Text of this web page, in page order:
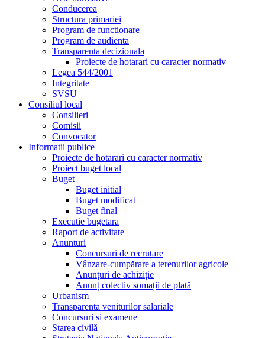
Conducerea
Structura primariei
Program de functionare
Program de audienta
Transparenta decizionala
Proiecte de hotarari cu caracter normativ
Legea 544/2001
Integritate
SVSU
Consiliul local
Consilieri
Comisii
Convocator
Informatii publice
Proiecte de hotarari cu caracter normativ
Proiect buget local
Buget
Buget initial
Buget modificat
Buget final
Executie bugetara
Raport de activitate
Anunturi
Concursuri de recrutare
Vânzare-cumpărare a terenurilor agricole
Anunțuri de achiziție
Anunț colectiv somații de plată
Urbanism
Transparenta veniturilor salariale
Concursuri si examene
Starea civilă